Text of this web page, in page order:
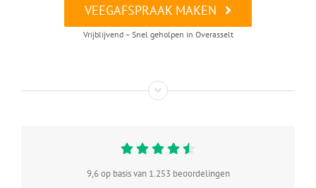
VEEGAFSPRAAK MAKEN
Vrijblijvend – Snel geholpen in Overasselt
9,6 op basis van 1.253 beoordelingen